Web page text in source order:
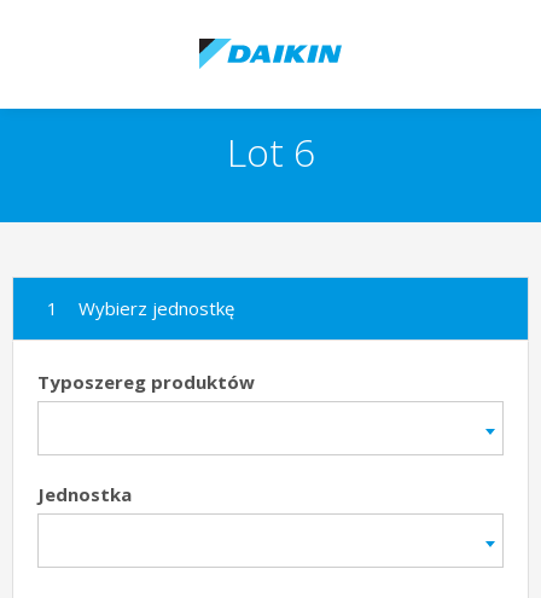
Lot 6
Wybierz jednostkę
Typoszereg produktów
Jednostka